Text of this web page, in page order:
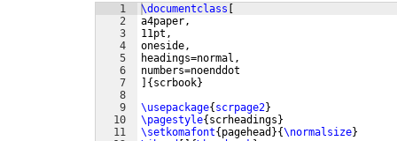
1
2
3
4
5
6
7
8
9
10
11
\documentclass
a4paper,
11pt,
oneside,
headings=normal,
numbers=noenddot
{ scrbook}
\usepackage{ scrpage2}
\pagestyle{ scrheadings }
\setkomafont{ pagehead }{\normalsize}